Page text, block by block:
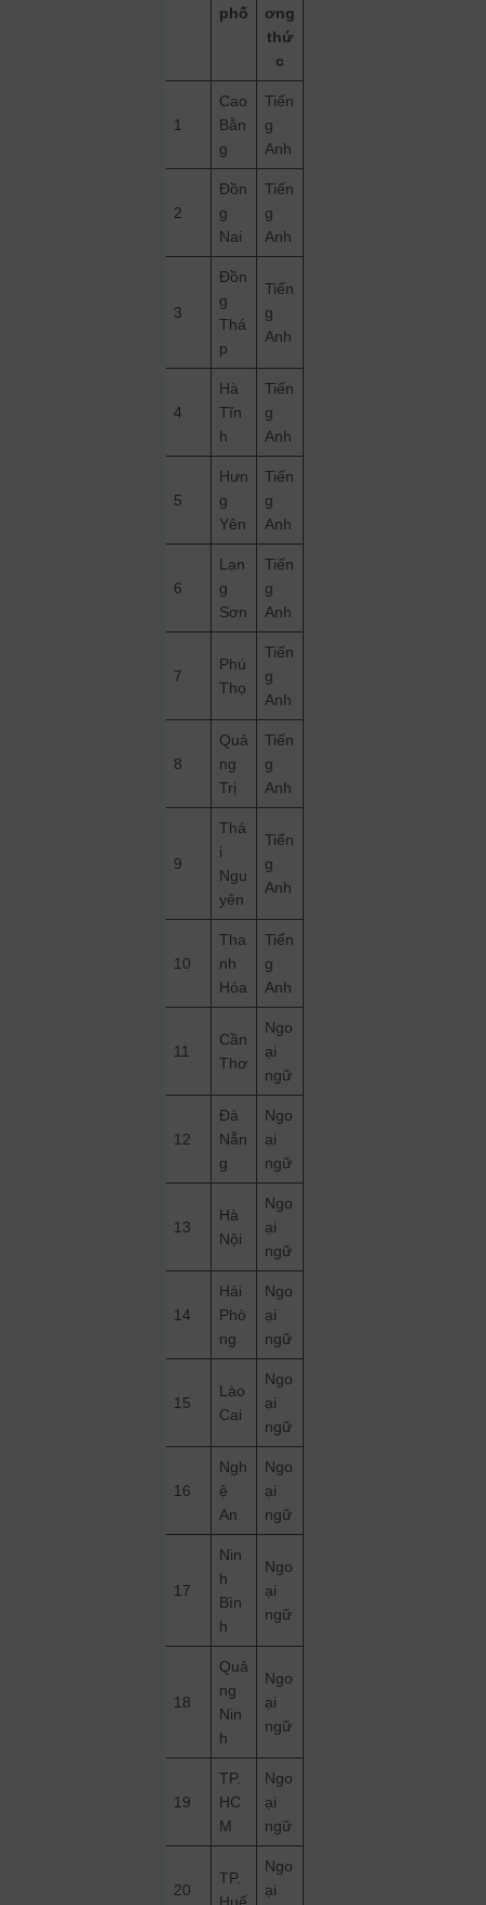
phố
ơng
thứ
c
1
Cao
Bằn
g
Tiến
g
Anh
2
Đồn
g
Nai
Tiến
g
Anh
3
Đồn
g
Thá
p
Tiến
g
Anh
4
Hà
Tĩn
h
Tiến
g
Anh
5
Hưn
g
Yên
Tiến
g
Anh
6
Lạn
g
Sơn
Tiến
g
Anh
7
Phú
Thọ
Tiến
g
Anh
8
Quả
ng
Trị
Tiến
g
Anh
9
Thá
i
Ngu
yên
Tiến
g
Anh
10
Tha
nh
Hóa
Tiến
g
Anh
11
Cần
Thơ
Ngo
ại
ngữ
12
Đà
Nẵn
g
Ngo
ại
ngữ
13
Hà
Nội
Ngo
ại
ngữ
14
Hải
Phò
ng
Ngo
ại
ngữ
15
Lào
Cai
Ngo
ại
ngữ
16
Ngh
ệ
An
Ngo
ại
ngữ
17
Nin
h
Bìn
h
Ngo
ại
ngữ
18
Quả
ng
Nin
h
Ngo
ại
ngữ
19
TP.
HC
M
Ngo
ại
ngữ
20
TP.
Ngo
ại